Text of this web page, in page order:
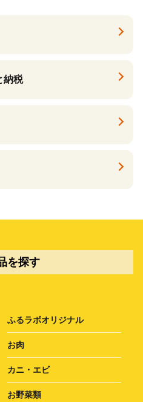
納税
を探す
ふるラボオリジナル
お肉
カニ・エビ
お野菜類